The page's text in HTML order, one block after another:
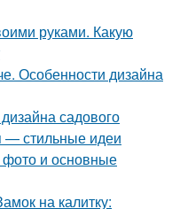
руками. Какую
Особенности дизайна
садового
— стильные идеи
и основные
на калитку: